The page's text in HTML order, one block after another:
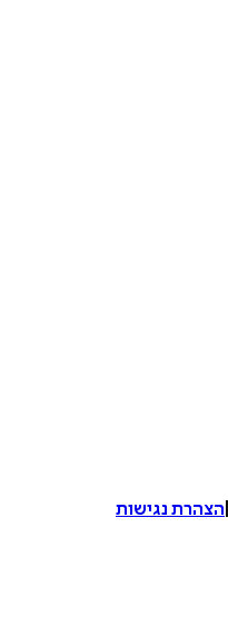
הצהרת נגישות